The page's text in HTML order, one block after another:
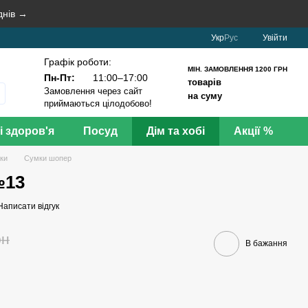
→
УкрРус Увійти
Графік роботи:
Пн-Пт:
11:00–17:00
Замовлення через сайт
приймаються цілодобово!
МІН. ЗАМОВЛЕННЯ 1200 ГРН
товарів
на суму
здоров'я Посуд Дім та хобі Акції %
Сумки шопер
відгук
В бажання